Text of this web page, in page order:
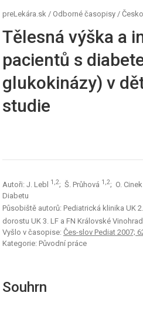
preLekára.sk / Odborné časopisy /
Tělesná výška a
pacientů s
glukokinázy) v
studie
Autoři: J. Lebl 1,2; Š. Průhová 1,2; O. Cinek
Diabetu
Působiště autorů: Pediatrická klinika UK
dorostu UK 3. LF a FN Královské
Vyšlo v časopise: Čes-slov Pediat 2007;
Kategorie: Původní práce
Souhrn